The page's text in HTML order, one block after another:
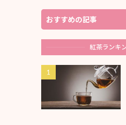
おすすめの記事
紅茶ランキ